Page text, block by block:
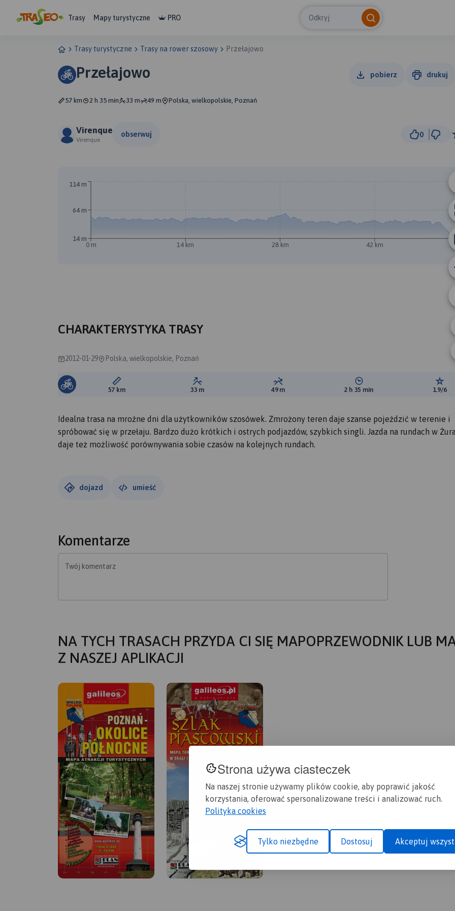
Strona używa ciasteczek
Na naszej stronie używamy plików cookie, aby poprawić jakość
korzystania, oferować spersonalizowane treści i analizować ruch.
Polityka cookies
Tylko niezbędne Dostosuj Akceptuj
Trasy Mapy turystyczne PRO Odkryj
Trasy turystyczne Trasy na rower szosowy Przełajowo
Przełajowo pobierz drukuj
57 km 2 h 35 min 33 m 49 m Polska, wielkopolskie, Poznań
Virenque
Virenque
obserwuj 0
1 km
0 m 14 km 28 km 42 km
14 m
64 m
114 m
CHARAKTERYSTYKA TRASY
2012-01-29 Polska, wielkopolskie, Poznań
Długość trasy:
57 km Suma przewyższeń:
33 m Suma spadków:
49 m Średni czas potrzebny na
2 h 35 min 1.9/6
Idealna trasa na mroźne dni dla użytkowników szosówek. Zmrożony teren daje szanse pojeździć w terenie i
spróbować się w przełaju. Bardzo dużo krótkich i ostrych podjazdów, szybkich singli. Jazda na rundach w
daje też możliwość porównywania sobie czasów na kolejnych rundach.
dojazd umieść
Komentarze
Twój komentarz
NA TYCH TRASACH PRZYDA CI SIĘ MAPOPRZEWODNIK LUB
Z NASZEJ APLIKACJI